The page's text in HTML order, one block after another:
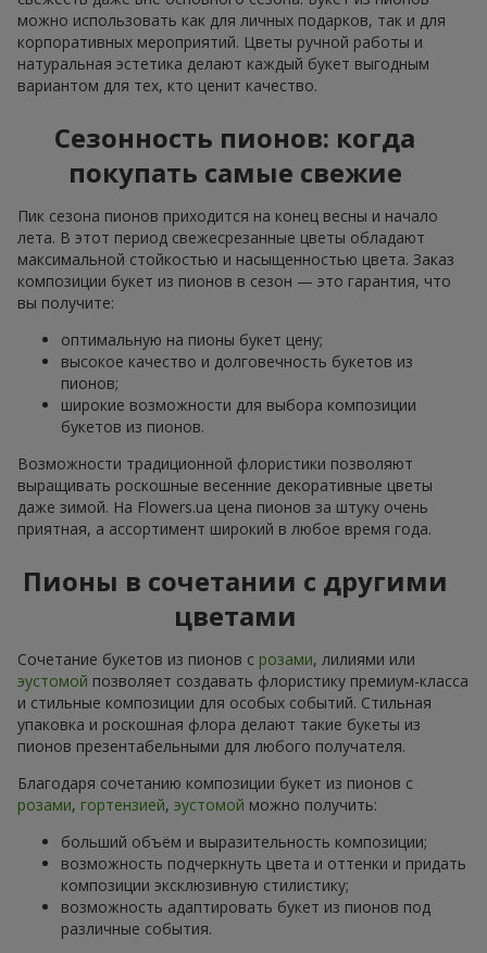
можно использовать как для личных подарков, так и для
корпоративных мероприятий. Цветы ручной работы и
натуральная эстетика делают каждый букет выгодным
вариантом для тех, кто ценит качество.
Сезонность пионов: когда
покупать самые свежие
Пик сезона пионов приходится на конец весны и начало
лета. В этот период свежесрезанные цветы обладают
максимальной стойкостью и насыщенностью цвета. Заказ
композиции букет из пионов в сезон — это гарантия, что
вы получите:
оптимальную на пионы букет цену;
высокое качество и долговечность букетов из
пионов;
широкие возможности для выбора композиции
букетов из пионов.
Возможности традиционной флористики позволяют
выращивать роскошные весенние декоративные цветы
даже зимой. На Flowers.ua цена пионов за штуку очень
приятная, а ассортимент широкий в любое время года.
Пионы в сочетании с другими
цветами
Сочетание букетов из пионов с розами, лилиями или
эустомой позволяет создавать флористику премиум-класса
и стильные композиции для особых событий. Стильная
упаковка и роскошная флора делают такие букеты из
пионов презентабельными для любого получателя.
Благодаря сочетанию композиции букет из пионов с
розами, гортензией, эустомой можно получить:
больший объём и выразительность композиции;
возможность подчеркнуть цвета и оттенки и придать
композиции эксклюзивную стилистику;
возможность адаптировать букет из пионов под
различные события.